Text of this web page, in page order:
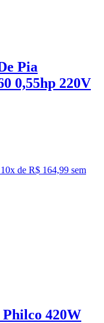
Pia
0,55hp 220V
10x de R$ 164,99 sem
Philco 420W